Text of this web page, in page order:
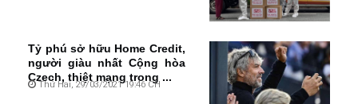
Tỷ phú sở hữu Home Credit,
người giàu nhất Cộng hòa
Czech, thiệt mạng trong ...
Thứ Hai, 29/03/2021 19:46 CH